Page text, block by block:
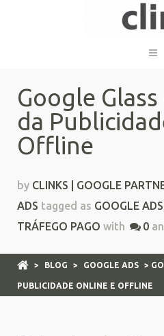
Google
da
Offline
by CLINKS | GOOGLE
ADS tagged as GOOGLE ADS
TRÁFEGO PAGO with 0
> BLOG > GOOGLE ADS >
PUBLICIDADE ONLINE E OFFLINE